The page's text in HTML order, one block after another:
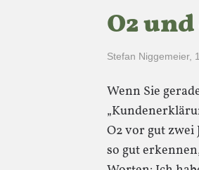
O2
Stefan Niggemeier,
Wenn Sie
O2 vor gut
so gut